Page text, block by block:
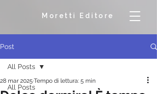
Moretti Editore
Post
All Posts
All Posts
28 mar 2025 Tempo di lettura: 5 min